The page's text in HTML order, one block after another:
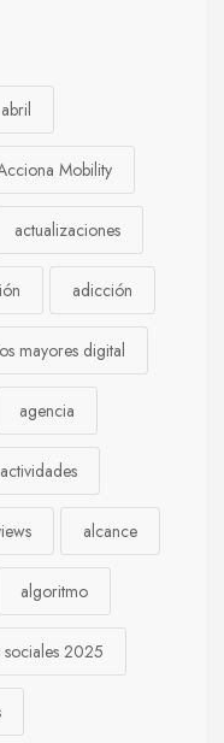
abril
Mobility
actualizaciones
adicción
mayores digital
agencia
alcance
algoritmo
2025